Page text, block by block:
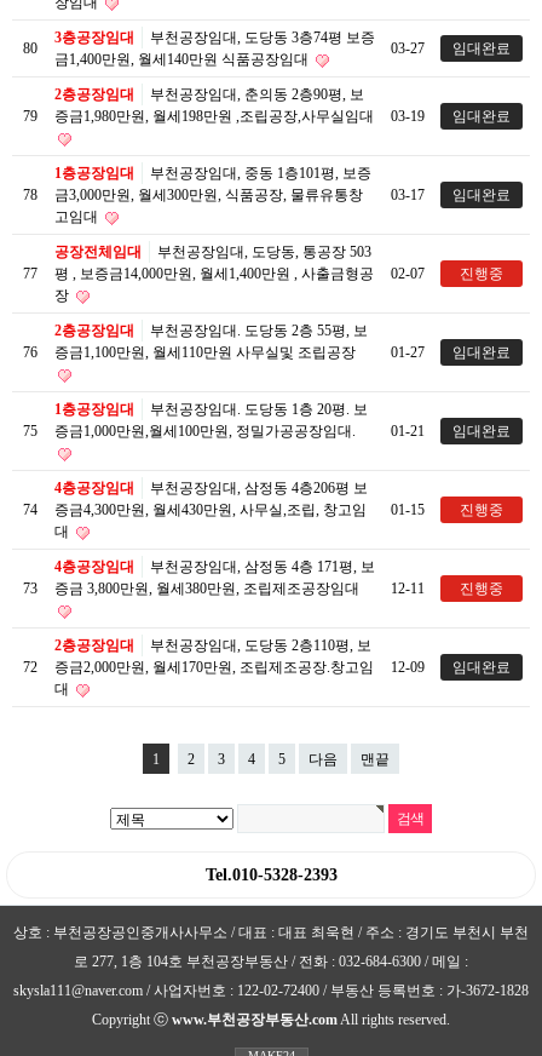
80
3층공장임대
부천공장임대, 도당동 3층74평 보증
금1,400만원, 월세140만원 식품공장임대
03-27 임대완료
79
2층공장임대
부천공장임대, 춘의동 2층90평, 보
증금1,980만원, 월세198만원 ,조립공장,사무실임대
03-19 임대완료
78
1층공장임대
부천공장임대, 중동 1층101평, 보증
금3,000만원, 월세300만원, 식품공장, 물류유통창
고임대
03-17 임대완료
77
공장전체임대
부천공장임대, 도당동, 통공장 503
평 , 보증금14,000만원, 월세1,400만원 , 사출금형공
장
02-07 진행중
76
2층공장임대
부천공장임대. 도당동 2층 55평, 보
증금1,100만원, 월세110만원 사무실및 조립공장
01-27 임대완료
75
1층공장임대
부천공장임대. 도당동 1층 20평. 보
증금1,000만원,월세100만원, 정밀가공공장임대.
01-21 임대완료
74
4층공장임대
부천공장임대, 삼정동 4층206평 보
증금4,300만원, 월세430만원, 사무실,조립, 창고임
대
01-15 진행중
73
4층공장임대
부천공장임대, 삼정동 4층 171평, 보
증금 3,800만원, 월세380만원, 조립제조공장임대
12-11 진행중
72
2층공장임대
부천공장임대, 도당동 2층110평, 보
증금2,000만원, 월세170만원, 조립제조공장.창고임
대
12-09 임대완료
1 2 3 4 5 다음 맨끝
Tel.010-5328-2393
상호 : 부천공장공인중개사사무소 / 대표 : 대표 최욱현 / 주소 : 경기도 부천시 부천
로 277, 1층 104호 부천공장부동산 / 전화 : 032-684-6300 / 메일 :
skysla111@naver.com / 사업자번호 : 122-02-72400 / 부동산 등록번호 : 가-3672-1828
Copyright ⓒ www.부천공장부동산.comAll rights reserved.